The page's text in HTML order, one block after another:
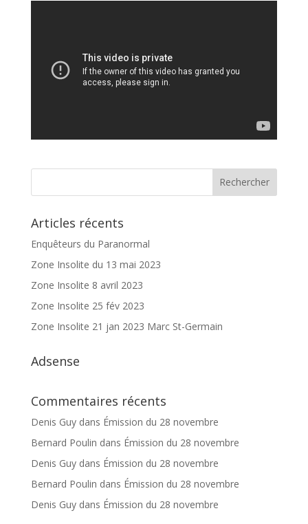
Articles récents
Enquêteurs du Paranormal
Zone Insolite du 13 mai 2023
Zone Insolite 8 avril 2023
Zone Insolite 25 fév 2023
Zone Insolite 21 jan 2023 Marc St-Germain
Adsense
Commentaires récents
Denis Guydans Émission du 28 novembre
Bernard Poulin dans Émission du 28 novembre
Denis Guydans Émission du 28 novembre
Bernard Poulin dans Émission du 28 novembre
Denis Guydans Émission du 28 novembre